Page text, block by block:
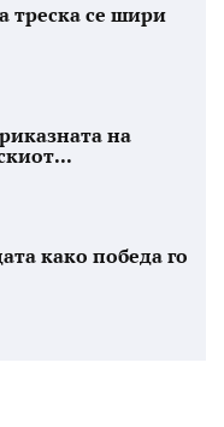
треска се шири
на
како победа го